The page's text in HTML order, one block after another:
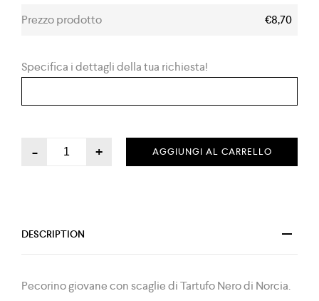
Prezzo prodotto €8,70
Specifica i dettagli della tua richiesta!
- + AGGIUNGI AL CARRELLO
DESCRIPTION
Pecorino giovane con scaglie di Tartufo Nero di Norcia.